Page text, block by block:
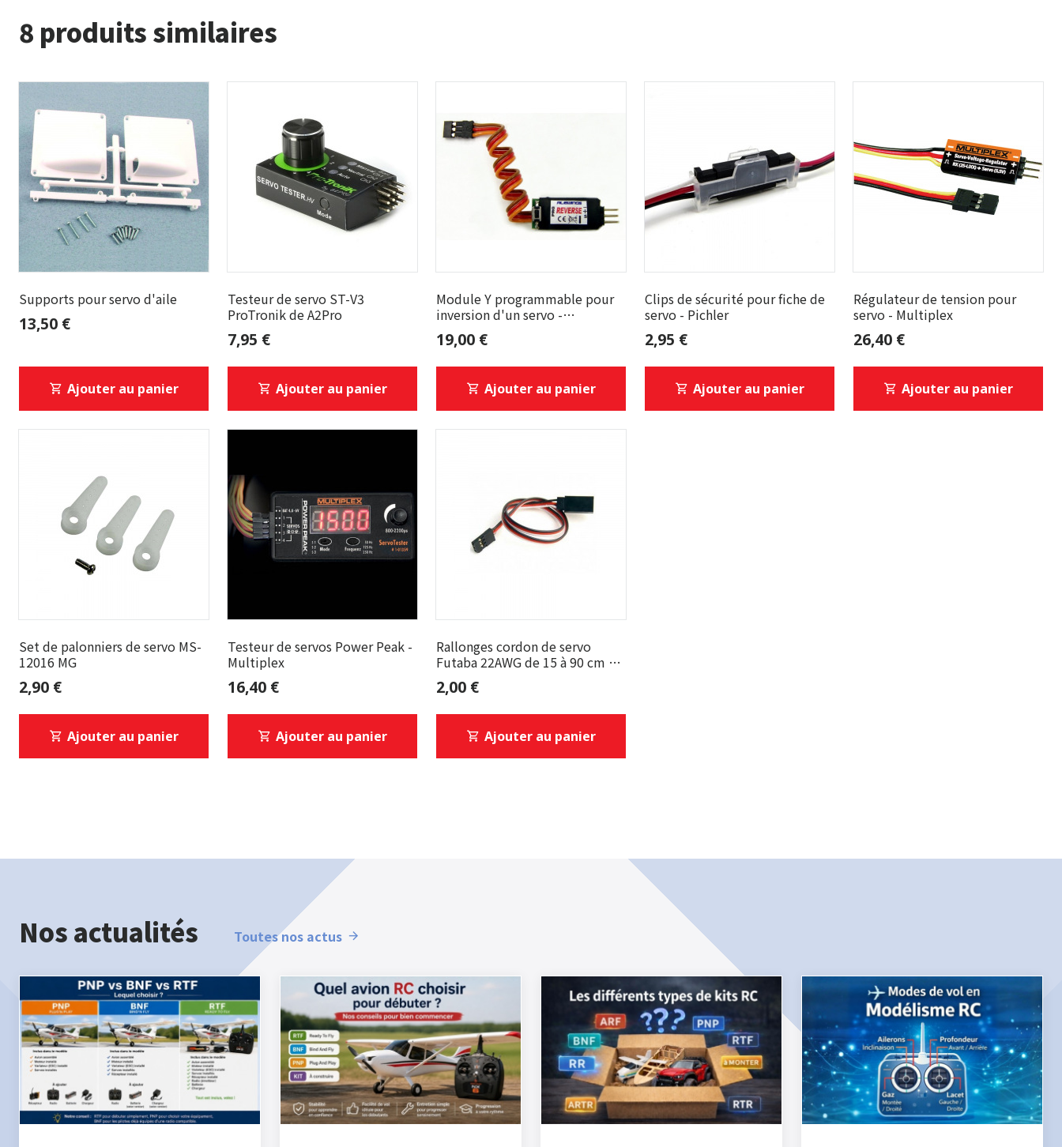
8 produits similaires
Supports pour servo d'aile
13,50 €
Ajouter au panier
Testeur de servo ST-V3
ProTronik de A2Pro
7,95 €
Ajouter au panier
Module Y programmable pour
inversion d'un servo -
ALEWINGS
19,00 €
Ajouter au panier
Clips de sécurité pour fiche de
servo - Pichler
2,95 €
Ajouter au panier
Régulateur de tension pour
servo - Multiplex
26,40 €
Ajouter au panier
Set de palonniers de servo MS-
12016 MG
2,90 €
Ajouter au panier
Testeur de servos Power Peak -
Multiplex
16,40 €
Ajouter au panier
Rallonges cordon de servo
Futaba 22AWG de 15 à 90 cm G-
Force
2,00 €
Ajouter au panier
Nos actualités Toutes nos actus